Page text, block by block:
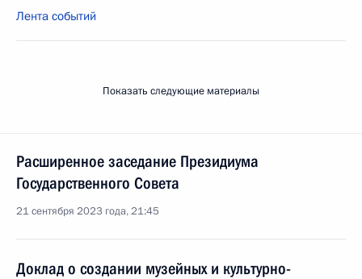
Лента событий
Показать следующие материалы
Расширенное заседание Президиума
Государственного Совета
21 сентября 2023 года, 21:45
Доклад о создании музейных и культурно-